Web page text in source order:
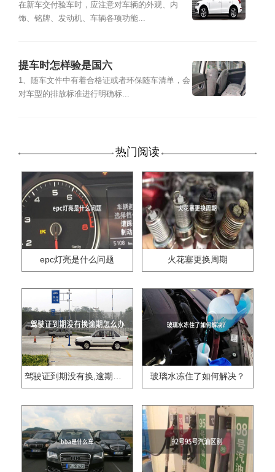
在新车交付验车时，应注意对车辆的外观、内
饰、铭牌、发动机、车辆各项功能...
提车时怎样验是国六
1、随车文件中有着合格证或者环保随车清单，会
对车型的排放标准进行明确标...
热门阅读
epc灯亮是什么问题 火花塞更换周期
驾驶证到期没有换,逾期怎么办?? 玻璃水冻住了如何解决？